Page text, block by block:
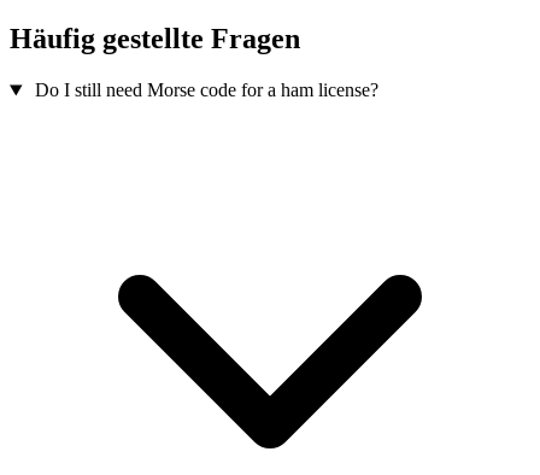
Häufig gestellte Fragen
Do I still need Morse code for a ham license?